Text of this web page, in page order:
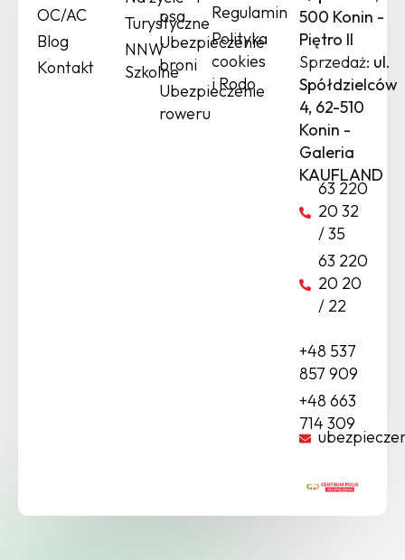
OC/AC
Blog
Kontakt
Turystyczne
NNW
Szkolne
psa
Ubezpieczenie
broni
Ubezpieczenie
roweru
Regulamin
Polityka
cookies
i Rodo
500 Konin -
Piętro II
Sprzedaż: ul.
Spółdzielców
4, 62-510
Konin -
Galeria
KAUFLAND
63 220
20 32
/ 35
63 220
20 20
/ 22
+48 537
857 909
+48 663
714 309